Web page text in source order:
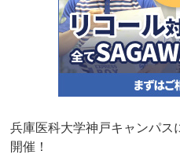
兵庫医科大学神戸キャンパス
開催！